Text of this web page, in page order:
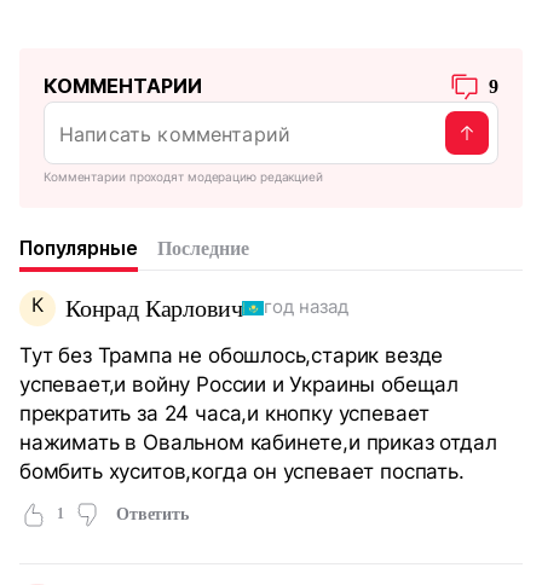
КОММЕНТАРИИ 9
Комментарии проходят модерацию редакцией
Популярные Последние
К Конрад Карлович год назад
Тут без Трампа не обошлось,старик везде
успевает,и войну России и Украины обещал
прекратить за 24 часа,и кнопку успевает
нажимать в Овальном кабинете,и приказ отдал
бомбить хуситов,когда он успевает поспать.
1 Ответить